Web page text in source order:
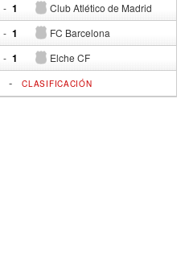
- Club Atlético de Madrid
1
- FC Barcelona
1
- Elche CF
1
-CLASIFICACIÓN